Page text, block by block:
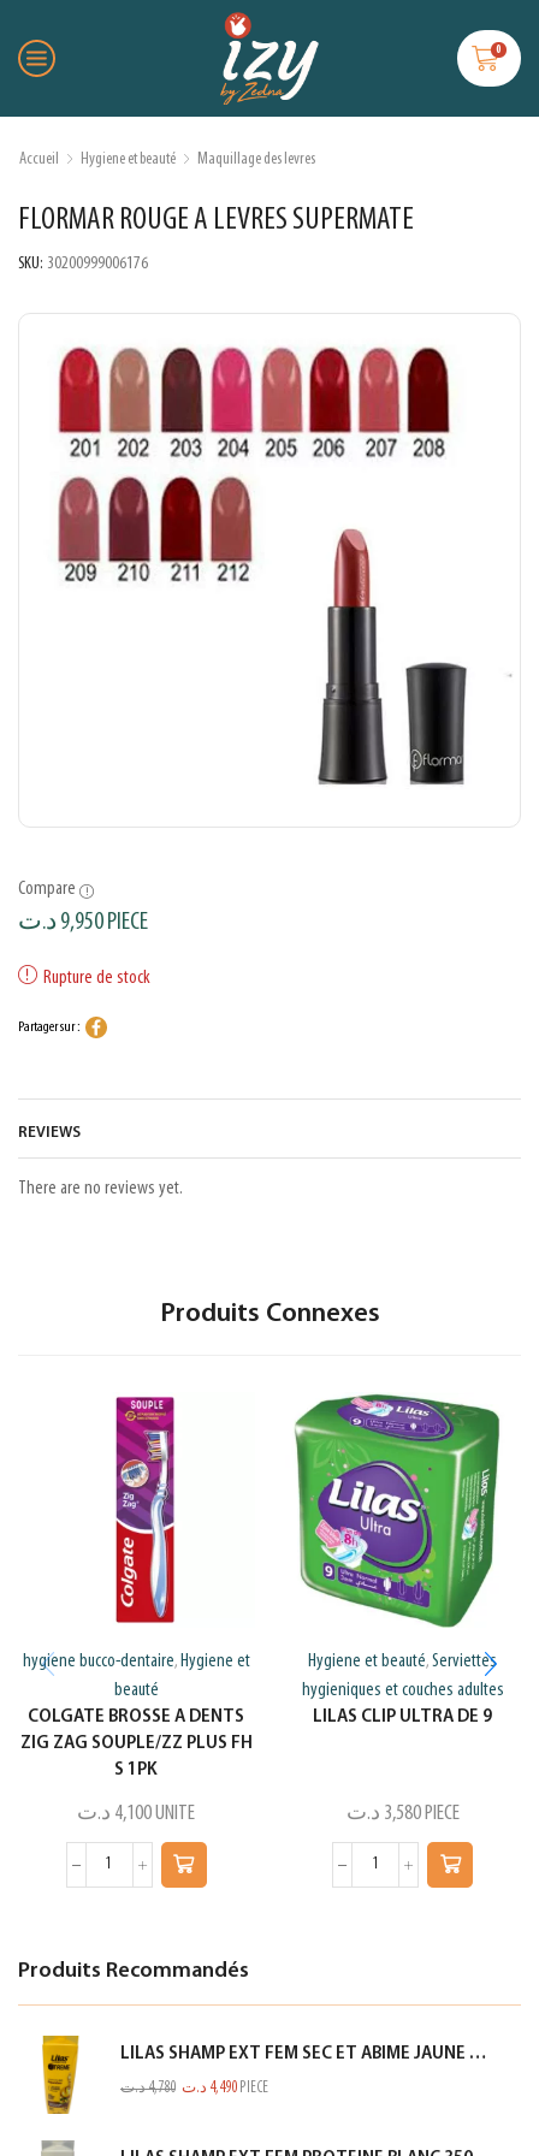
0
Accueil Hygiene et beauté Maquillage des levres
FLORMAR ROUGE A LEVRES SUPERMATE
SKU: 30200999006176
Compare
9,950د.ت PIECE
Rupture de stock
Partager sur :
REVIEWS
There are no reviews yet.
Produits Connexes
hygiene bucco-dentaire, Hygiene et
beauté
COLGATE BROSSE A DENTS
ZIG ZAG SOUPLE/ZZ PLUS FH
S 1PK
4,100 د.ت UNITE
Hygiene et beauté,Serviettes
hygieniques et couches adultes
LILAS CLIP ULTRA DE 9
3,580 د.ت PIECE
Produits Recommandés
LILAS SHAMP EXT FEM SEC ET ABIME JAUNE 350ML
4,780د.ت 4,490 د.ت PIECE